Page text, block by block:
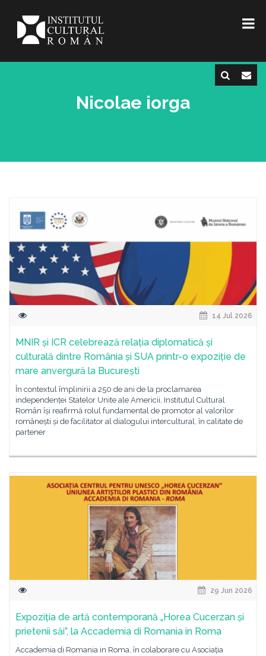
Nicolae iorga
14 Jul 2026
MNIR și ICR celebrează relația diplomatică și
culturală dintre România și SUA printr-o expoziție de
mare anvergură la București
În contextul împlinirii a 250 de ani de la proclamarea
independenței Statelor Unite ale Americii, Institutul Cultural
Român își reafirmă rolul fundamental de promotor al valorilor
românești și de facilitator al dialogului intercultural, în calitate de
partener
29 Jun 2026
Expoziția de artă contemporană „Horea Cucerzan și
prietenii săi”, la Accademia di Romania in Roma
Accademia di Romania in Roma, în colaborare cu Asociația